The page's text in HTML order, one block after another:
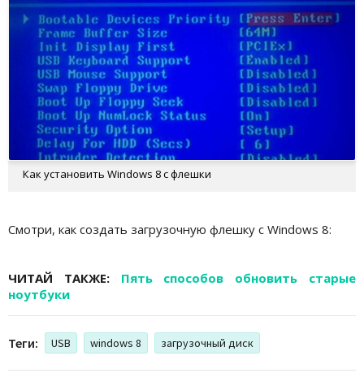
Как установить Windows 8 с флешки
Смотри, как создать загрузочную флешку с Windows 8:
ЧИТАЙ ТАКЖЕ: Пять способов обновить старые
ноутбуки
Теги: USB windows 8 загрузочный диск